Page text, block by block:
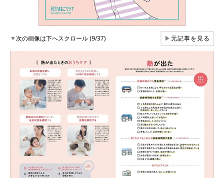
▼次の画像は下へスクロール (9/37) ▶元記事を見る